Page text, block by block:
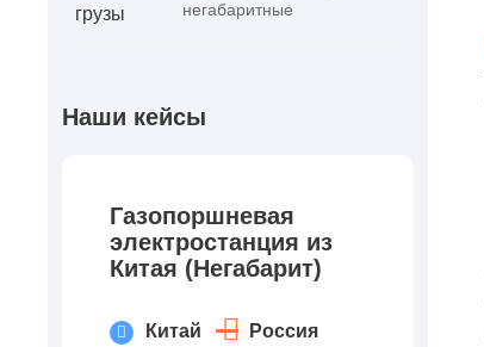
негабаритные
Наши кейсы
Газопоршневая
электростанция из
Китая (Негабарит)
Китай Россия